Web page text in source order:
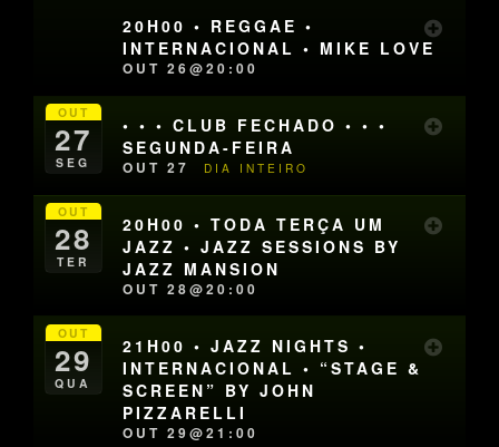
20H00 • REGGAE •
INTERNACIONAL • MIKE LOVE
OUT 26@20:00
OUT
27
SEG
• • • CLUB FECHADO • • •
SEGUNDA-FEIRA
OUT 27 DIA INTEIRO
OUT
28
TER
20H00 • TODA TERÇA UM
JAZZ • JAZZ SESSIONS BY
JAZZ MANSION
OUT 28@20:00
OUT
29
QUA
21H00 • JAZZ NIGHTS •
INTERNACIONAL • “STAGE &
SCREEN” BY JOHN
PIZZARELLI
OUT 29@21:00